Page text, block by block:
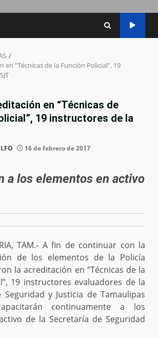
en “Técnicas de la Función Policial”, 19
en “Técnicas de
19 instructores de la
16 de febrero de 2017
a los elementos en activo
TAM.- A fin de continuar con la
de los elementos de la Policía
la acreditación en “Técnicas de la
19 instructores evaluadores de la
Seguridad y Justicia de Tamaulipas
continuamente a los
de la Secretaría de Seguridad